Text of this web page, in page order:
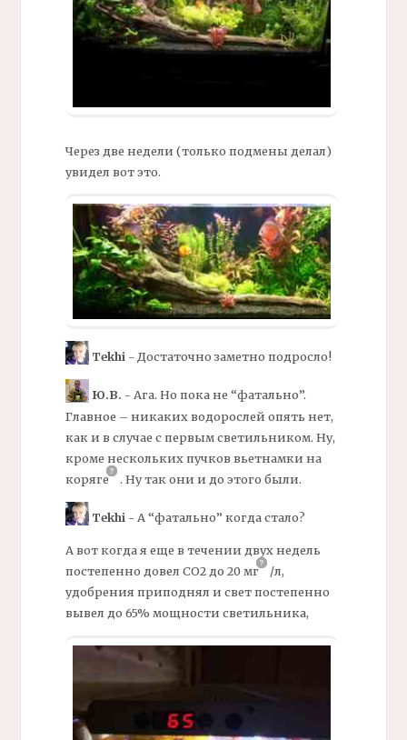
Через две недели (только подмены делал)
увидел вот это.
Tekhi- Достаточно заметно подросло!
Ю.В. - Ага. Но пока не “фатально”.
Главное – никаких водорослей опять нет,
как и в случае с первым светильником. Ну,
кроме нескольких пучков вьетнамки на
коряге
. Ну так они и до этого были.
Tekhi - А “фатально” когда стало?
А вот когда я еще в течении двух недель
постепенно довел СО2 до 20 мг /л,
удобрения приподнял и свет постепенно
вывел до 65% мощности светильника,